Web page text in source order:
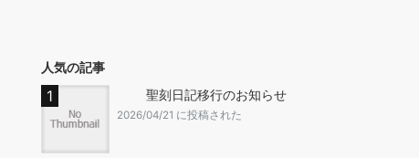
人気の記事
聖刻日記移行のお知らせ
2026/04/21 に投稿された